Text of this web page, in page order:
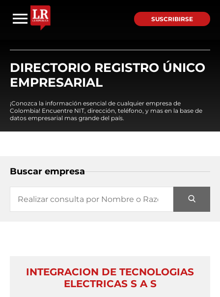
SUSCRIBIRSE
DIRECTORIO REGISTRO ÚNICO
EMPRESARIAL
¡Conozca la información esencial de cualquier empresa de
Colombia! Encuentre NIT, dirección, teléfono, y mas en la base de
datos empresarial mas grande del país.
Buscar empresa
INTEGRACION DE TECNOLOGIAS
ELECTRICAS S A S